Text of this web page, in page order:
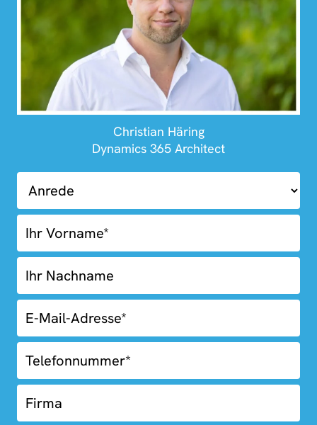
Christian Häring
Dynamics 365 Architect
01.03-
Kostenlose
Erstberatung
Blue
Box
Fooder